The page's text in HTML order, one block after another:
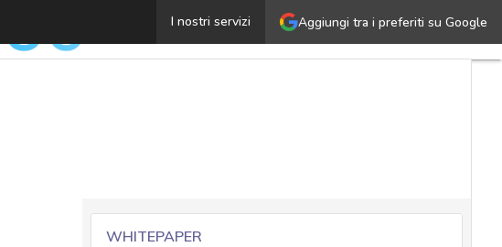
Aggiungi tra i preferiti su Google
I nostri servizi
Cyber spionaggio, Russia contro aziende di logistica e
WHITEPAPER